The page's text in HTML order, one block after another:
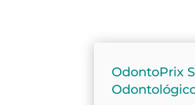
OdontoPrix